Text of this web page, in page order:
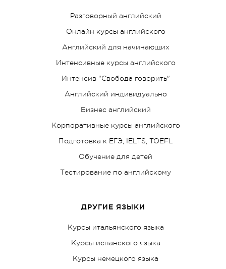
Разговорный английский
Онлайн курсы английского
Английский для начинающих
Интенсивные курсы английского
Интенсив "Свобода говорить"
Английский индивидуально
Бизнес английский
Корпоративные курсы английского
Подготовка к ЕГЭ, IELTS, TOEFL
Обучение для детей
Тестирование по английскому
ДРУГИЕ ЯЗЫКИ
Курсы итальянского языка
Курсы испанского языка
Курсы немецкого языка